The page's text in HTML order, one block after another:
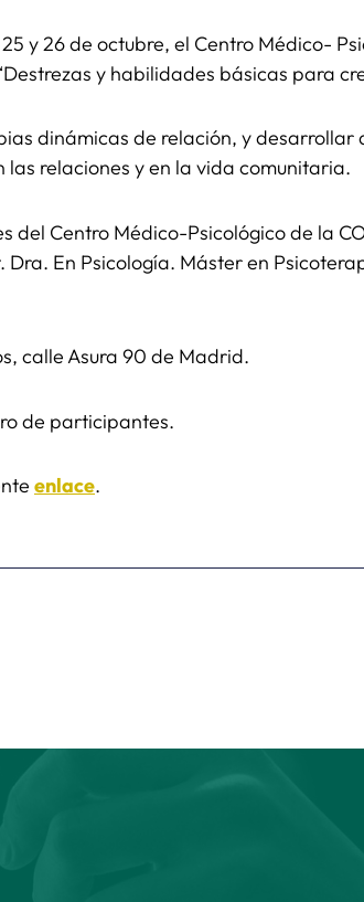
y 26 de octubre, el Centro Médico-
y habilidades básicas para
dinámicas de relación, y desarrollar
relaciones y en la vida comunitaria.
Centro Médico-Psicológico de la
En Psicología. Máster en
calle Asura 90 de Madrid.
de participantes.
enlace.